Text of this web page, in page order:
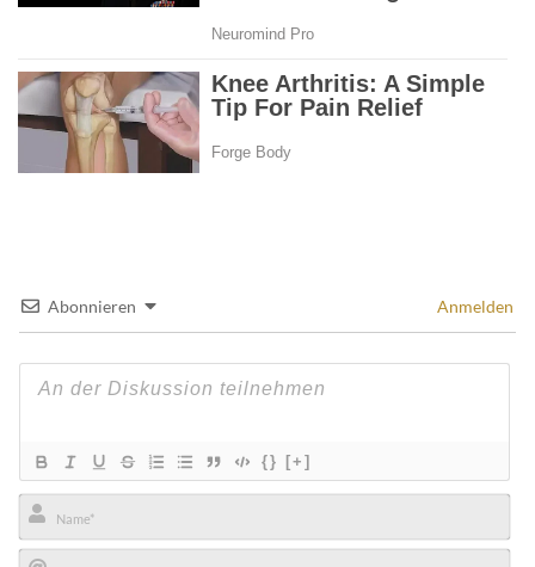
Abonnieren Anmelden
{} [+]
Name*